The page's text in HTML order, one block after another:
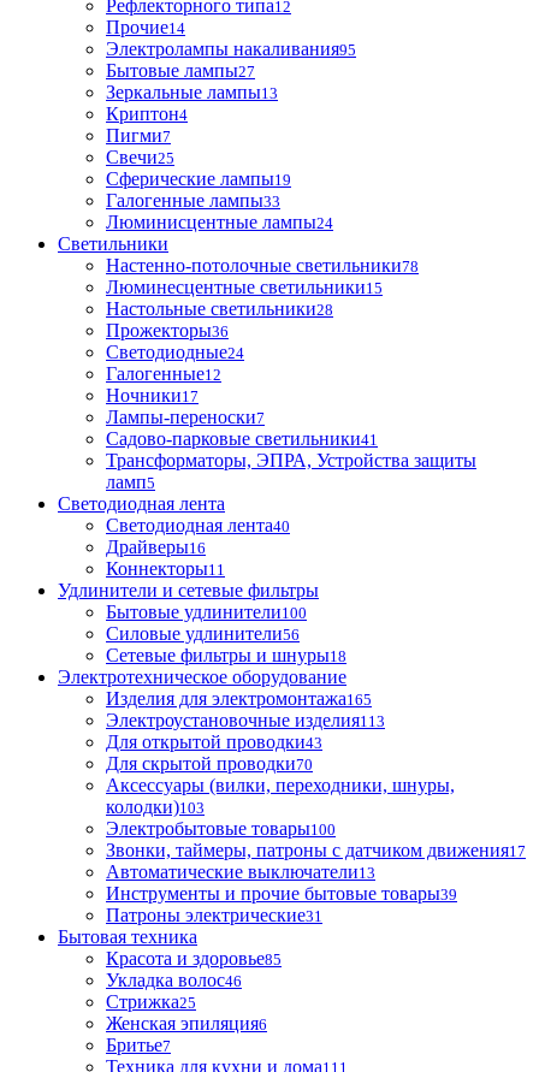
Рефлекторного типа12
Прочие14
Электролампы накаливания95
Бытовые лампы27
Зеркальные лампы13
Криптон4
Пигми7
Свечи25
Сферические лампы19
Галогенные лампы33
Люминисцентные лампы24
Светильники
Настенно-потолочные светильники78
Люминесцентные светильники15
Настольные светильники28
Прожекторы36
Светодиодные24
Галогенные12
Ночники17
Лампы-переноски7
Садово-парковые светильники41
Трансформаторы, ЭПРА, Устройства защиты
ламп5
Светодиодная лента
Светодиодная лента40
Драйверы16
Коннекторы11
Удлинители и сетевые фильтры
Бытовые удлинители100
Силовые удлинители56
Сетевые фильтры и шнуры18
Электротехническое оборудование
Изделия для электромонтажа165
Электроустановочные изделия113
Для открытой проводки43
Для скрытой проводки70
Аксессуары (вилки, переходники, шнуры,
колодки)103
Электробытовые товары100
Звонки, таймеры, патроны с датчиком движения17
Автоматические выключатели13
Инструменты и прочие бытовые товары39
Патроны электрические31
Бытовая техника
Красота и здоровье85
Укладка волос46
Стрижка25
Женская эпиляция6
Бритье7
Техника для кухни и дома111